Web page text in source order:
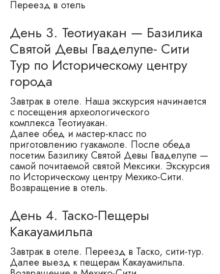
Переезд в отель
День 3. Теотиуакан — Базилика
Святой Девы Гваделупе- Сити
Тур по Историческому центру
города
Завтрак в отеле. Наша экскурсия начинается
с посещения археологического
комплекса Теотиуакан.
Далее обед и мастер-класс по
приготовлению гуакамоле. После обеда
посетим Базилику Святой Девы Гваделупе —
самой почитаемой святой Мексики. Экскурсия
по Историческому центру Мехико-Сити.
Возвращение в отель.
День 4. Таско-Пещеры
Какауамильпа
Завтрак в отеле. Переезд в Таско, сити-тур.
Далее выезд к пещерам Какауамильпа.